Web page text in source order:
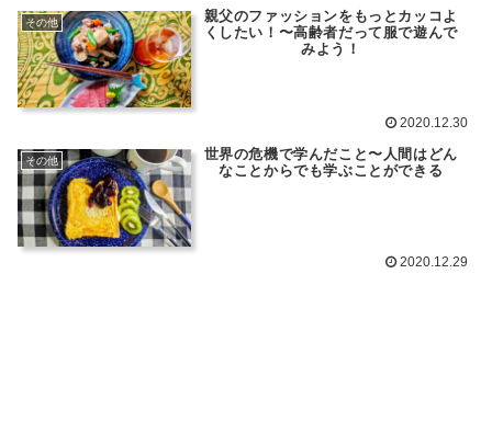
その他
親父のファッションをもっとカッコよ
くしたい！〜高齢者だって服で遊んで
みよう！
2020.12.30
その他
世界の危機で学んだこと〜人間はどん
なことからでも学ぶことができる
2020.12.29